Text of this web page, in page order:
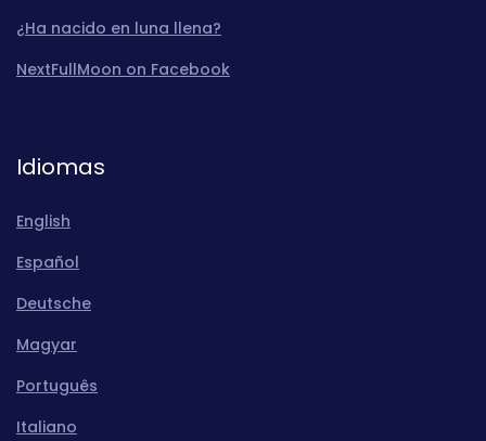
¿Ha nacido en luna llena?
NextFullMoon on Facebook
Idiomas
English
Español
Deutsche
Magyar
Português
Italiano